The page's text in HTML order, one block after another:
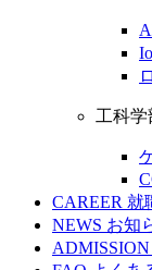
工科
CAREER 就
NEWS お知
ADMISSION